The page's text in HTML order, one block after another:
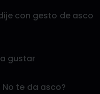
con gesto de asco
gustar
te da asco?